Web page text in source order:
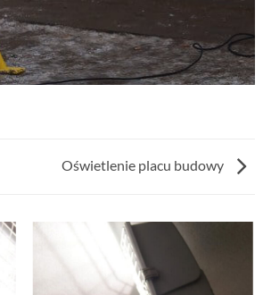
Oświetlenie placu budowy